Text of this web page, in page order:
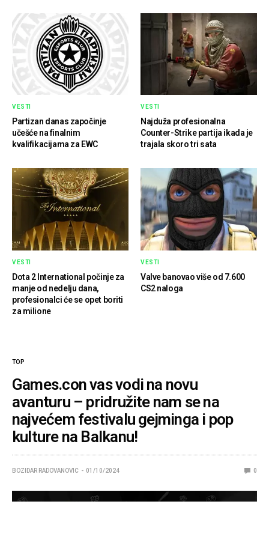
VESTI
Partizan danas započinje
učešće na finalnim
kvalifikacijama za EWC
VESTI
Najduža profesionalna
Counter-Strike partija ikada je
trajala skoro tri sata
VESTI
Dota 2 International počinje za
manje od nedelju dana,
profesionalci će se opet boriti
za milione
VESTI
Valve banovao više od 7.600
CS2 naloga
TOP
Games.con vas vodi na novu
avanturu – pridružite nam se na
najvećem festivalu gejminga i pop
kulture na Balkanu!
BOZIDAR RADOVANOVIC 01/10/2024 0